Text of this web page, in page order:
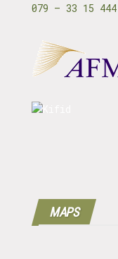
079 – 33 15 444
MAPS